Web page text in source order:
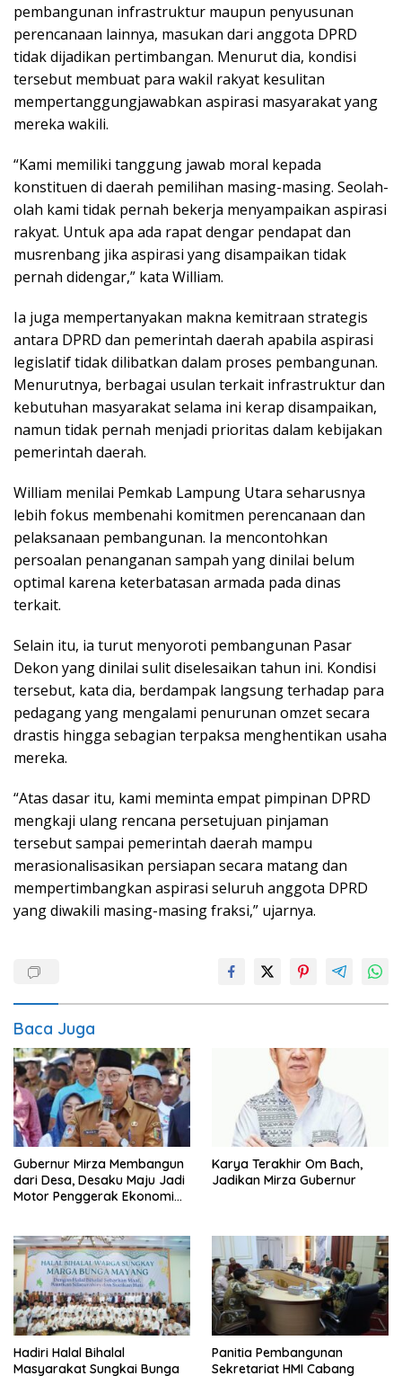
pembangunan infrastruktur maupun penyusunan
perencanaan lainnya, masukan dari anggota DPRD
tidak dijadikan pertimbangan. Menurut dia, kondisi
tersebut membuat para wakil rakyat kesulitan
mempertanggungjawabkan aspirasi masyarakat yang
mereka wakili.
“Kami memiliki tanggung jawab moral kepada
konstituen di daerah pemilihan masing-masing. Seolah-
olah kami tidak pernah bekerja menyampaikan aspirasi
rakyat. Untuk apa ada rapat dengar pendapat dan
musrenbang jika aspirasi yang disampaikan tidak
pernah didengar,” kata William.
Ia juga mempertanyakan makna kemitraan strategis
antara DPRD dan pemerintah daerah apabila aspirasi
legislatif tidak dilibatkan dalam proses pembangunan.
Menurutnya, berbagai usulan terkait infrastruktur dan
kebutuhan masyarakat selama ini kerap disampaikan,
namun tidak pernah menjadi prioritas dalam kebijakan
pemerintah daerah.
William menilai Pemkab Lampung Utara seharusnya
lebih fokus membenahi komitmen perencanaan dan
pelaksanaan pembangunan. Ia mencontohkan
persoalan penanganan sampah yang dinilai belum
optimal karena keterbatasan armada pada dinas
terkait.
Selain itu, ia turut menyoroti pembangunan Pasar
Dekon yang dinilai sulit diselesaikan tahun ini. Kondisi
tersebut, kata dia, berdampak langsung terhadap para
pedagang yang mengalami penurunan omzet secara
drastis hingga sebagian terpaksa menghentikan usaha
mereka.
“Atas dasar itu, kami meminta empat pimpinan DPRD
mengkaji ulang rencana persetujuan pinjaman
tersebut sampai pemerintah daerah mampu
merasionalisasikan persiapan secara matang dan
mempertimbangkan aspirasi seluruh anggota DPRD
yang diwakili masing-masing fraksi,” ujarnya.
Baca Juga
Gubernur Mirza Membangun
dari Desa, Desaku Maju Jadi
Motor Penggerak Ekonomi
Karya Terakhir Om Bach,
Jadikan Mirza Gubernur
Hadiri Halal Bihalal
Masyarakat Sungkai Bunga
Panitia Pembangunan
Sekretariat HMI Cabang